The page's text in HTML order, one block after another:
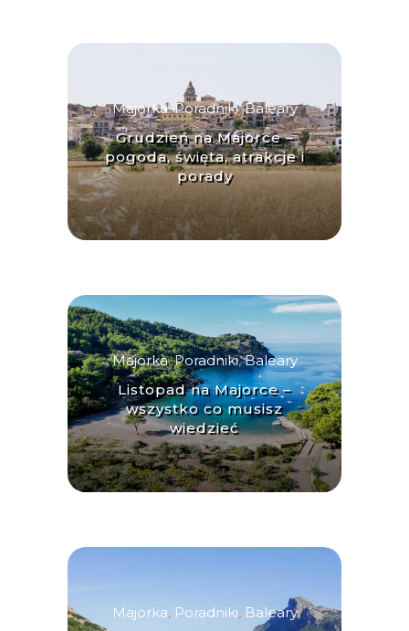
Majorka,Poradniki,Baleary
Grudzień na Majorce –
pogoda, święta, atrakcje i
porady
Majorka,Poradniki,Baleary
Listopad na Majorce –
wszystko co musisz
wiedzieć
Majorka, Poradniki, Baleary